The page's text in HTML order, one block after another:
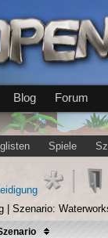
Blog Forum
Spiele
| Szenario: